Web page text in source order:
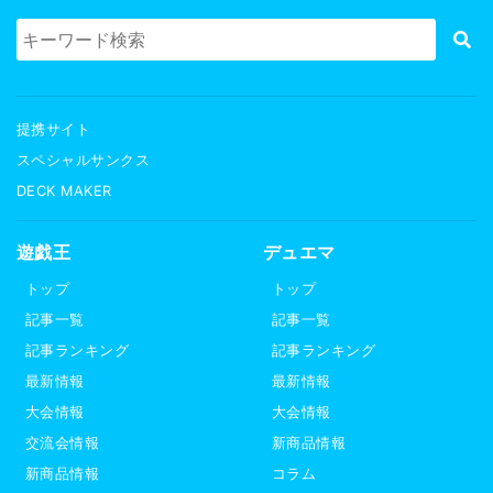
提携サイト
スペシャルサンクス
DECK MAKER
遊戯王
トップ
記事一覧
記事ランキング
最新情報
大会情報
交流会情報
新商品情報
デュエマ
トップ
記事一覧
記事ランキング
最新情報
大会情報
新商品情報
コラム